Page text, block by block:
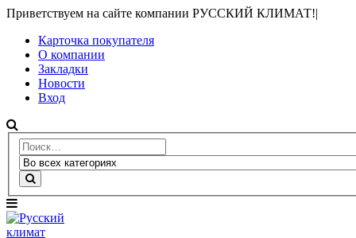
Приветствуем на сайте компании РУССКИЙ КЛИМАТ!|
Карточка покупателя
О компании
Закладки
Новости
Вход